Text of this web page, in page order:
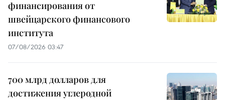
финансирования от
швейцарского финансового
института
07/08/2026 03:47
700 млрд долларов для
достижения углеродной